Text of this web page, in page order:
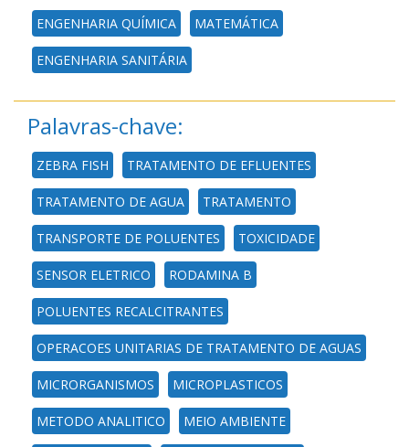
ENGENHARIA QUÍMICA MATEMÁTICA
ENGENHARIA SANITÁRIA
Palavras-chave:
ZEBRA FISH TRATAMENTO DE EFLUENTES
TRATAMENTO DE AGUA TRATAMENTO
TRANSPORTE DE POLUENTES TOXICIDADE
SENSOR ELETRICO RODAMINA B
POLUENTES RECALCITRANTES
OPERACOES UNITARIAS DE TRATAMENTO DE AGUAS
MICRORGANISMOS MICROPLASTICOS
METODO ANALITICO MEIO AMBIENTE